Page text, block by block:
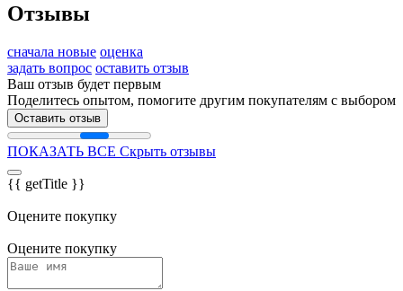
Отзывы
сначала новые оценка
задать вопрос оставить отзыв
Ваш отзыв будет первым
Поделитесь опытом, помогите другим покупателям с выбором
Оставить отзыв
ПОКАЗАТЬ ВСЕ Скрыть отзывы
{{ getTitle }}
Оцените покупку
Оцените покупку